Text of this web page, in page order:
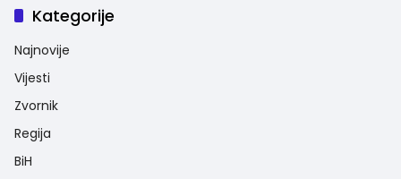
Kategorije
Najnovije
Vijesti
Zvornik
Regija
BiH